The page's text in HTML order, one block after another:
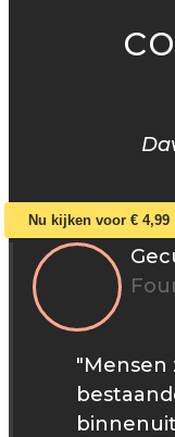
Nu kijken voor € 4,99
"Mensen